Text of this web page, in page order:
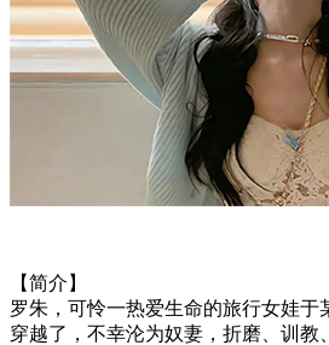
【简介】
罗朱，可怜一热爱生命的旅行女娃于
穿越了，不幸沦为奴妻，折磨、训